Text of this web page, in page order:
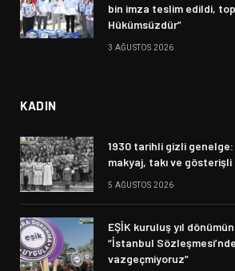
bin imza teslim edildi,
Hükümsüzdür”
3 AĞUSTOS 2026
KADIN
1930 tarihli gizli
makyaj, takı ve gösterişli
5 AĞUSTOS 2026
EŞİK kuruluş yıl
“İstanbul
vazgeçmiyoruz”